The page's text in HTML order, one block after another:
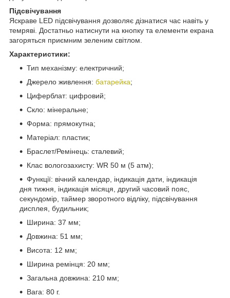
Підсвічування
Яскраве LED підсвічування дозволяє дізнатися час навіть у
темряві. Достатньо натиснути на кнопку та елементи екрана
загоряться приємним зеленим світлом.
Характеристики:
Тип механізму: електричний;
Джерело живлення: батарейка;
Циферблат: цифровий;
Скло: мінеральне;
Форма: прямокутна;
Матеріал: пластик;
Браслет/Ремінець: сталевий;
Клас вологозахисту: WR 50 м (5 атм);
Функції: вічний календар, індикація дати, індикація
дня тижня, індикація місяця, другий часовий пояс,
секундомір, таймер зворотного відліку, підсвічування
дисплея, будильник;
Ширина: 37 мм;
Довжина: 51 мм;
Висота: 12 мм;
Ширина ремінця: 20 мм;
Загальна довжина: 210 мм;
Вага: 80 г.